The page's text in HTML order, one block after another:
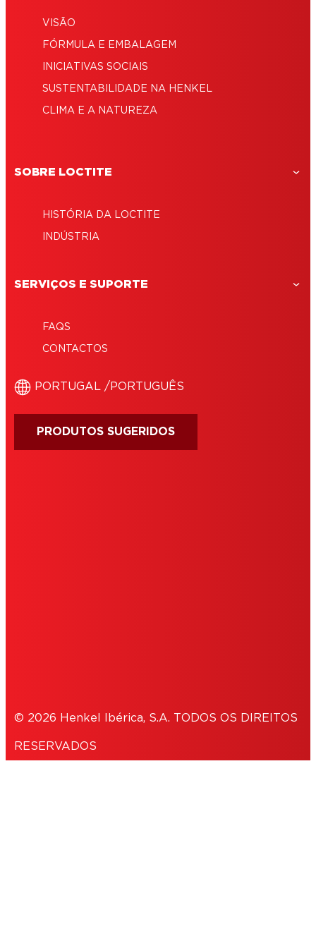
VISÃO
FÓRMULA E EMBALAGEM
INICIATIVAS SOCIAIS
SUSTENTABILIDADE NA HENKEL
CLIMA E A NATUREZA
SOBRE LOCTITE
HISTÓRIA DA LOCTITE
INDÚSTRIA
SERVIÇOS E SUPORTE
FAQS
CONTACTOS
‎PORTUGAL /‎PORTUGUÊS
PRODUTOS SUGERIDOS
© 2026 Henkel Ibérica, S.A. TODOS OS DIREITOS
RESERVADOS